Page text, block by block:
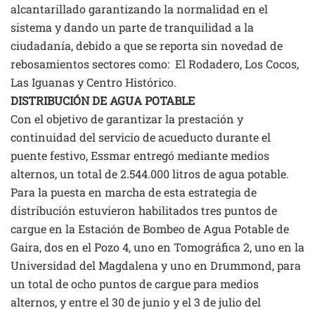
alcantarillado garantizando la normalidad en el
sistema y dando un parte de tranquilidad a la
ciudadanía, debido a que se reporta sin novedad de
rebosamientos sectores como: El Rodadero, Los Cocos,
Las Iguanas y Centro Histórico.
DISTRIBUCIÓN DE AGUA POTABLE
Con el objetivo de garantizar la prestación y
continuidad del servicio de acueducto durante el
puente festivo, Essmar entregó mediante medios
alternos, un total de 2.544.000 litros de agua potable.
Para la puesta en marcha de esta estrategia de
distribución estuvieron habilitados tres puntos de
cargue en la Estación de Bombeo de Agua Potable de
Gaira, dos en el Pozo 4, uno en Tomográfica 2, uno en la
Universidad del Magdalena y uno en Drummond, para
un total de ocho puntos de cargue para medios
alternos, y entre el 30 de junio y el 3 de julio del